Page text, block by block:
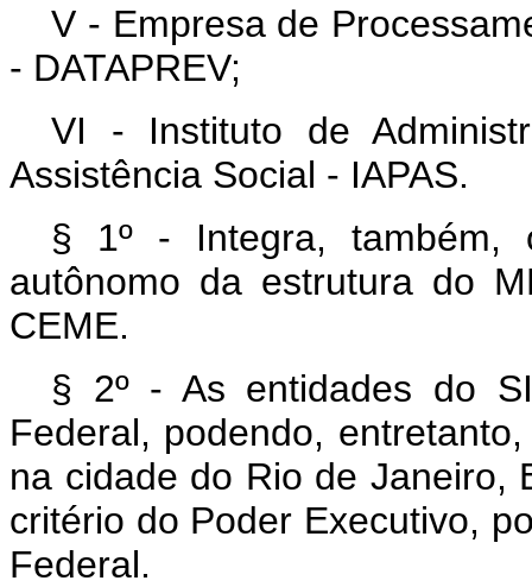
V - Empresa de
- DATAPREV;
VI - Instituto de
Assistência Social - IAPAS.
§ 1º - Integra, também,
autônomo da estrutura do
CEME.
§ 2º - As entidades do
Federal, podendo,
na cidade do Rio de Janeiro,
critério do Poder Executivo,
Federal.